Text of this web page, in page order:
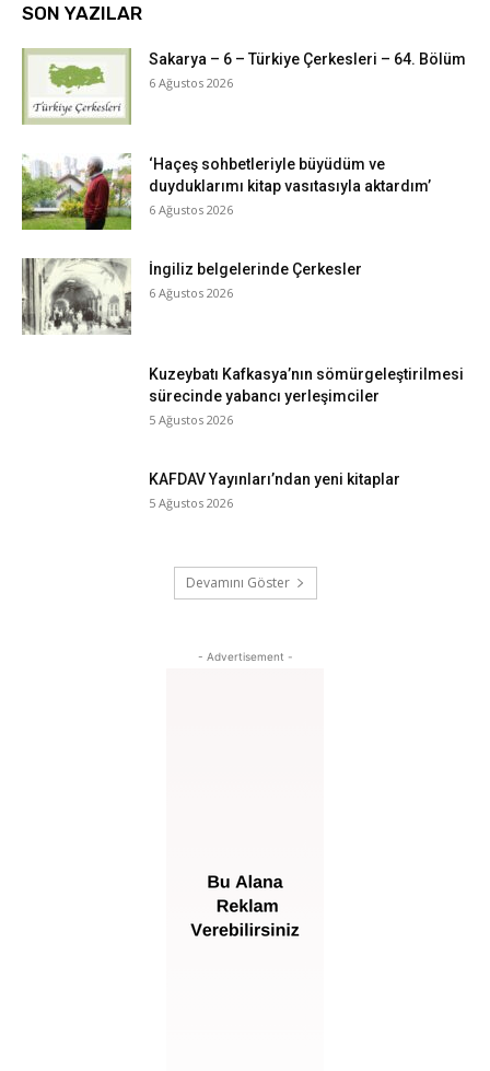
SON YAZILAR
Sakarya – 6 – Türkiye Çerkesleri – 64. Bölüm
6 Ağustos 2026
‘Haçeş sohbetleriyle büyüdüm ve
duyduklarımı kitap vasıtasıyla aktardım’
6 Ağustos 2026
İngiliz belgelerinde Çerkesler
6 Ağustos 2026
Kuzeybatı Kafkasya’nın sömürgeleştirilmesi
sürecinde yabancı yerleşimciler
5 Ağustos 2026
KAFDAV Yayınları’ndan yeni kitaplar
5 Ağustos 2026
Devamını Göster
- Advertisement -